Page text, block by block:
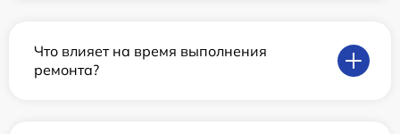
Что влияет на время выполнения
ремонта?